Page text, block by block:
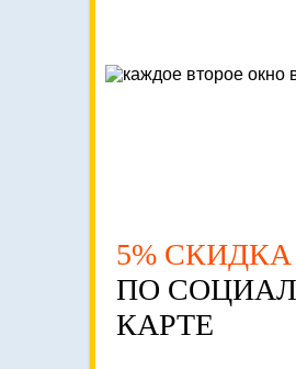
5% СКИДКА
ПО
КАРТЕ